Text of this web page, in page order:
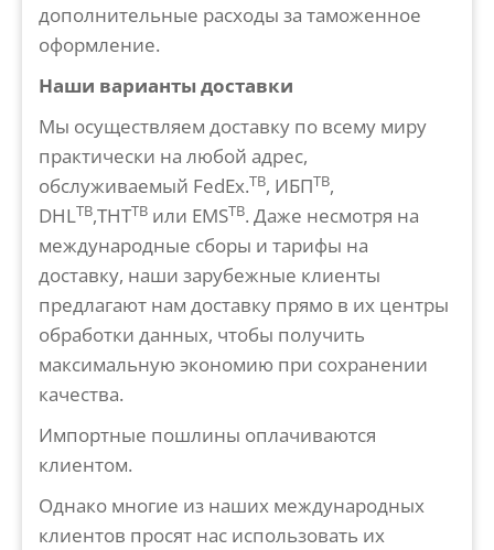
дополнительные расходы за таможенное
оформление.
Наши варианты доставки
Мы осуществляем доставку по всему миру
практически на любой адрес,
обслуживаемый FedEx.ТВ, ИБПТВ,
DHLТВ,ТНТТВ или EMSТВ. Даже несмотря на
международные сборы и тарифы на
доставку, наши зарубежные клиенты
предлагают нам доставку прямо в их центры
обработки данных, чтобы получить
максимальную экономию при сохранении
качества.
Импортные пошлины оплачиваются
клиентом.
Однако многие из наших международных
клиентов просят нас использовать их